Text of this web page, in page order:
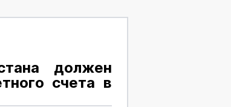
должен
счета в